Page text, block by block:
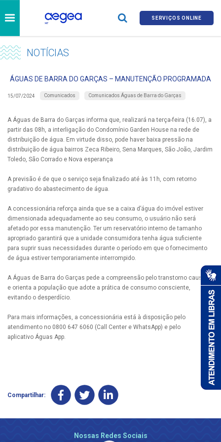
SERVIÇOS ONLINE
NOTÍCIAS
ÁGUAS DE BARRA DO GARÇAS – MANUTENÇÃO PROGRAMADA
15/07/2024 Comunicados Comunicados Águas de Barra do Garças
A Águas de Barra do Garças informa que, realizará na terça-feira (16.07), a
partir das 08h, a interligação do Condomínio Garden House na rede de
distribuição de água. Em virtude disso, pode haver baixa pressão na
distribuição de água bairros Zeca Ribeiro, Sena Marques, São João, Jardim
Toledo, São Corrado e Nova esperança
A previsão é de que o serviço seja finalizado até às 11h, com retorno
gradativo do abastecimento de água.
A concessionária reforça ainda que se a caixa d’água do imóvel estiver
dimensionada adequadamente ao seu consumo, o usuário não será
afetado por essa manutenção. Ter um reservatório interno de tamanho
apropriado garantirá que a unidade consumidora tenha água suficiente
para suprir suas necessidades durante o período em que o fornecimento
de água estiver temporariamente interrompido.
A Águas de Barra do Garças pede a compreensão pelo transtorno causado
e orienta a população que adote a prática de consumo consciente,
evitando o desperdício.
Para mais informações, a concessionária está à disposição pelo
atendimento no 0800 647 6060 (Call Center e WhatsApp) e pelo
aplicativo Águas App.
Compartilhar:
Nossas Redes Sociais